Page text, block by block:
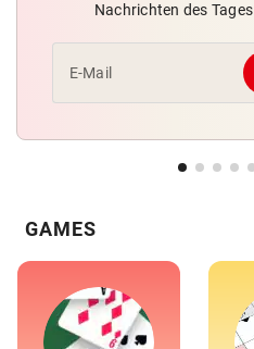
Nachrichten des Tages
E-Mail
GAMES